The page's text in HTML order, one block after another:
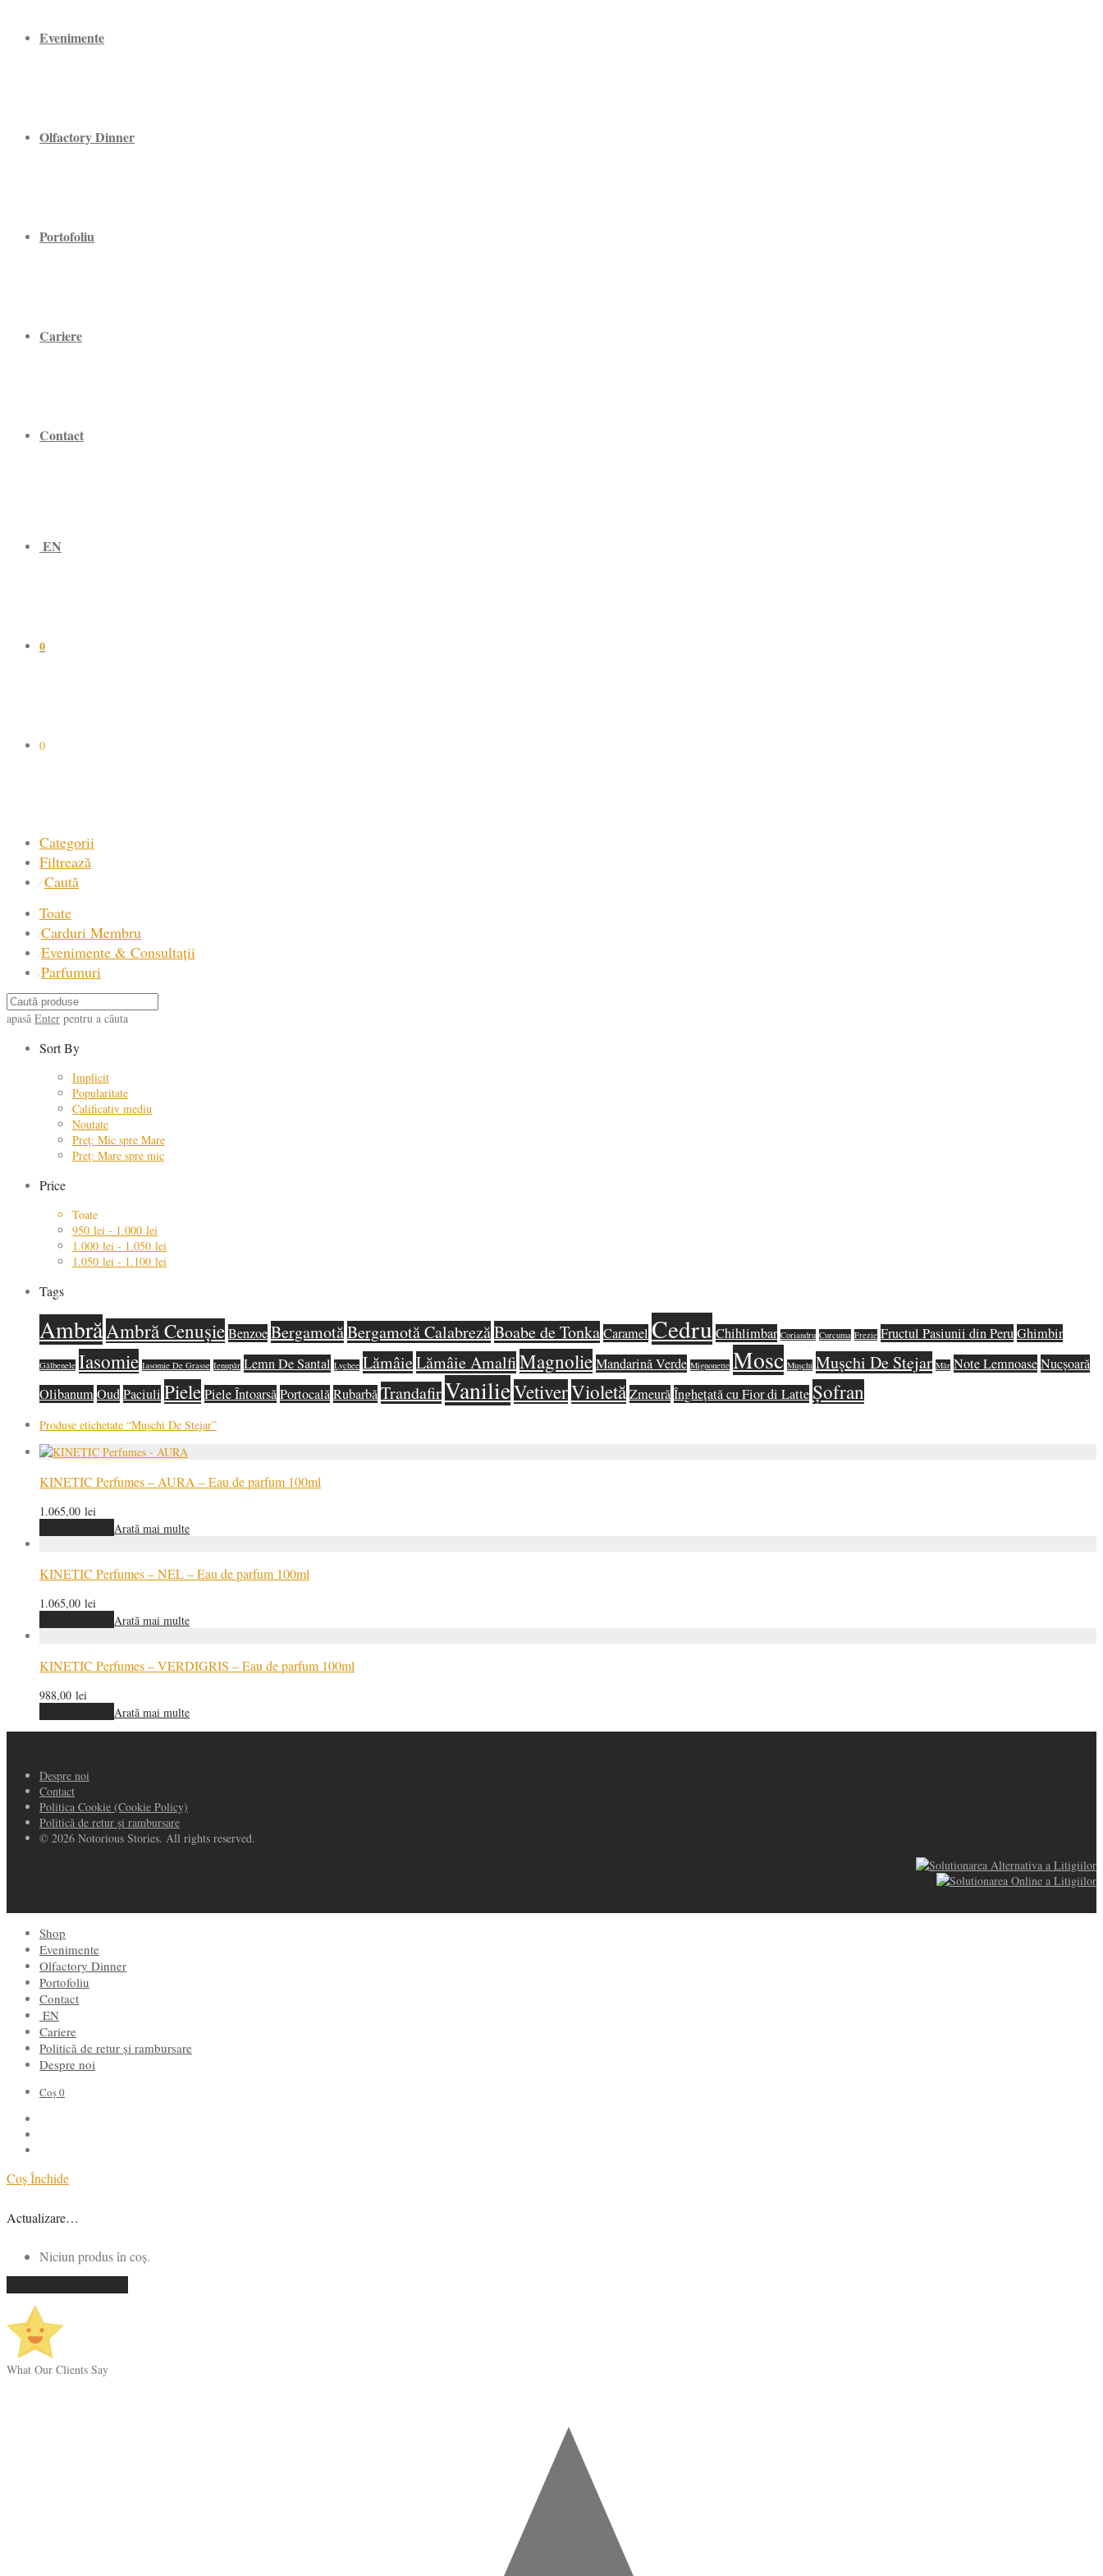
Evenimente
Olfactory Dinner
Portofoliu
Cariere
Contact
EN
0
0
Categorii
Filtrează
⁄ Caută
Toate
⁄Carduri Membru
⁄Evenimente & Consultații
⁄Parfumuri
apasă Enter pentru a căuta
Sort By
Implicit
Popularitate
Calificativ mediu
Noutate
Preț: Mic spre Mare
Preț: Mare spre mic
Price
Toate
950 lei - 1.000 lei
1.000 lei - 1.050 lei
1.050 lei - 1.100 lei
Tags
AmbrăAmbră CenușieBenzoeBergamotăBergamotă CalabrezăBoabe de TonkaCaramel Cedru Chihlimbar Coriandru Curcuma Frezie Fructul Pasiunii din PeruGhimbir
Gălbenele Iasomie Iasomie De Grasse Ienupăr Lemn De Santal Lychee LămâieLămâie AmalfiMagnolieMandarină Verde Mignonette Mosc Mușchi Mușchi De Stejar Măr Note LemnoaseNucșoară
OlibanumOudPaciuli PielePiele ÎntoarsăPortocalăRubarbăTrandafirVanilieVetiverVioletăZmeurăÎnghețată cu Fior di Latte Șofran
Produse etichetate “Mușchi De Stejar”
KINETIC Perfumes – AURA – Eau de parfum 100ml
1.065,00 lei
Arată mai multe
KINETIC Perfumes – NEL – Eau de parfum 100ml
1.065,00 lei
Arată mai multe
KINETIC Perfumes – VERDIGRIS – Eau de parfum 100ml
988,00 lei
Arată mai multe
Despre noi
Contact
Politica Cookie (Cookie Policy)
Politică de retur și rambursare
© 2026 Notorious Stories. All rights reserved.
Shop
Evenimente
Olfactory Dinner
Portofoliu
Contact
EN
Cariere
Politică de retur și rambursare
Despre noi
Coș0
CoșÎnchide
Actualizare…
Niciun produs în coș.
What Our Clients Say